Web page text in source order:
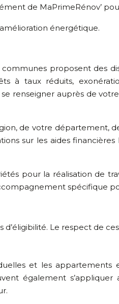
de MaPrimeRénov’
énergétique.
proposent des
à taux réduits,
renseigner auprès de
de votre
sur les aides
pour la réalisation de
spécifique
d’éligibilité. Le respect de
et les
également